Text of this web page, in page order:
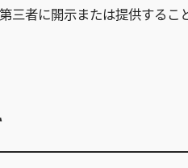
三者に開示または提供するこ